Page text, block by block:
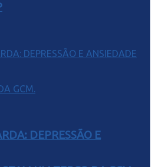
DEPRESSÃO E